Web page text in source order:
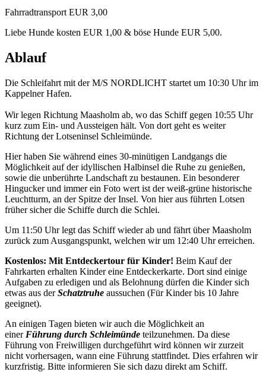
Fahrradtransport EUR 3,00
Liebe Hunde kosten EUR 1,00 & böse Hunde EUR 5,00.
Ablauf
Die Schleifahrt mit der M/S NORDLICHT startet um 10:30 Uhr im
Kappelner Hafen.
Wir legen Richtung Maasholm ab, wo das Schiff gegen 10:55 Uhr
kurz zum Ein- und Aussteigen hält. Von dort geht es weiter
Richtung der Lotseninsel Schleimünde.
Hier haben Sie während eines 30-minütigen Landgangs die
Möglichkeit auf der idyllischen Halbinsel die Ruhe zu genießen,
sowie die unberührte Landschaft zu bestaunen. Ein besonderer
Hingucker und immer ein Foto wert ist der weiß-grüne historische
Leuchtturm, an der Spitze der Insel. Von hier aus führten Lotsen
früher sicher die Schiffe durch die Schlei.
Um 11:50 Uhr legt das Schiff wieder ab und fährt über Maasholm
zurück zum Ausgangspunkt, welchen wir um 12:40 Uhr erreichen.
Kostenlos: Mit Entdeckertour für Kinder! Beim Kauf der
Fahrkarten erhalten Kinder eine Entdeckerkarte. Dort sind einige
Aufgaben zu erledigen und als Belohnung dürfen die Kinder sich
etwas aus derSchatztruhe aussuchen (Für Kinder bis 10 Jahre
geeignet).
An einigen Tagen bieten wir auch die Möglichkeit an
einer Führung durch Schleimünde teilzunehmen. Da diese
Führung von Freiwilligen durchgeführt wird können wir zurzeit
nicht vorhersagen, wann eine Führung stattfindet. Dies erfahren wir
kurzfristig. Bitte informieren Sie sich dazu direkt am Schiff.